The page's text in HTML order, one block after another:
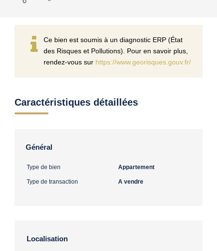
Ce bien est soumis à un diagnostic ERP (État
des Risques et Pollutions). Pour en savoir plus,
rendez-vous sur https://www.georisques.gouv.fr/
Caractéristiques détaillées
Général
Type de bien Appartement
Type de transaction A vendre
Localisation